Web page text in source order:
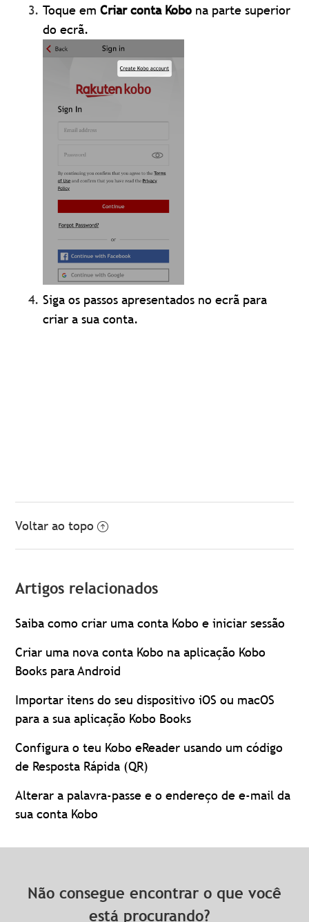
Toque emCriar conta Kobo na parte superior
do ecrã.
Siga os passos apresentados no ecrã para
criar a sua conta.
Voltar ao topo
Artigos relacionados
Saiba como criar uma conta Kobo e iniciar sessão
Criar uma nova conta Kobo na aplicação Kobo
Books para Android
Importar itens do seu dispositivo iOS ou macOS
para a sua aplicação Kobo Books
Configura o teu Kobo eReader usando um código
de Resposta Rápida (QR)
Alterar a palavra-passe e o endereço de e-mail da
sua conta Kobo
Não consegue encontrar o que você
está procurando?